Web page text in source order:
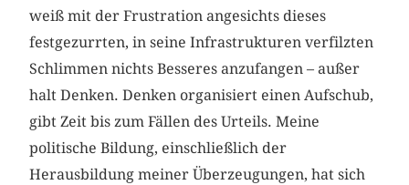
weiß mit der Frustration angesichts dieses
festgezurrten, in seine Infrastrukturen verfilzten
Schlimmen nichts Besseres anzufangen – außer
halt Denken. Denken organisiert einen Aufschub,
gibt Zeit bis zum Fällen des Urteils. Meine
politische Bildung, einschließlich der
Herausbildung meiner Überzeugungen, hat sich